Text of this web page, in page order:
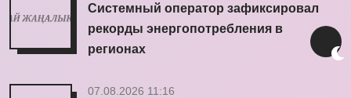
Системный оператор зафиксировал
рекорды энергопотребления в
регионах
07.08.2026 11:16